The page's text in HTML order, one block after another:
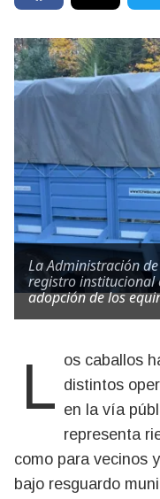
La Administración
registro institucional
adopción de los
Los caballos habían sido capturados en distintos
en la vía
representa
como para vecinos
bajo resguardo